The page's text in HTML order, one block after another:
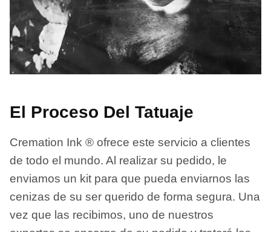
El Proceso Del Tatuaje
Cremation Ink ® ofrece este servicio a clientes
de todo el mundo. Al realizar su pedido, le
enviamos un kit para que pueda enviarnos las
cenizas de su ser querido de forma segura. Una
vez que las recibimos, uno de nuestros